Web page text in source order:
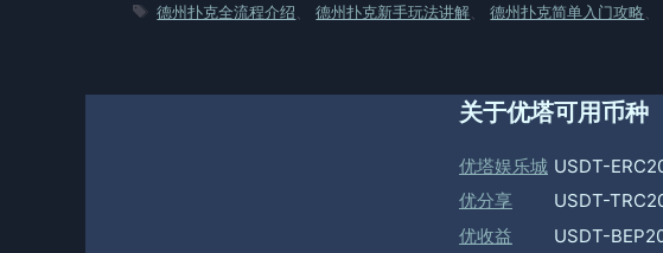
类
标
德州扑克全流程介绍 、德州扑克新手玩法讲解 、德州扑克简单入门攻略
关于优塔
优塔娱乐城
优分享
优收益
可用币种
USDT-
USDT-
USDT-